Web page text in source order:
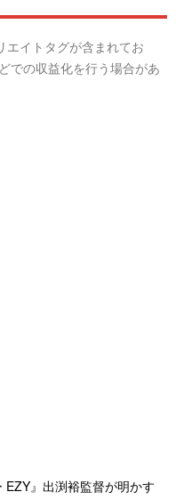
エイトタグが含まれてお
での収益化を行う場合があ
EZY』出渕裕監督が明かす